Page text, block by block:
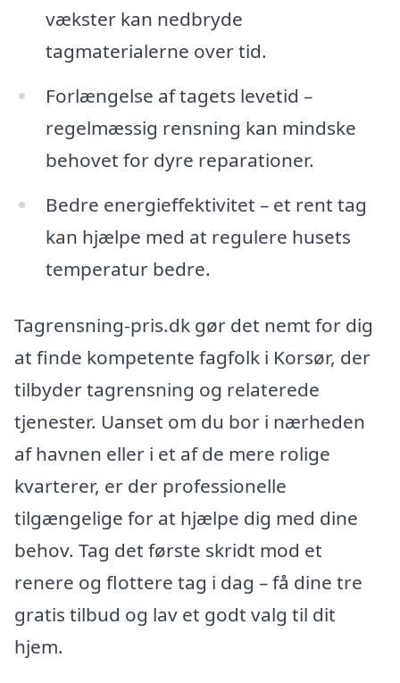
vækster kan nedbryde
tagmaterialerne over tid.
Forlængelse af tagets levetid –
regelmæssig rensning kan mindske
behovet for dyre reparationer.
Bedre energieffektivitet – et rent tag
kan hjælpe med at regulere husets
temperatur bedre.
Tagrensning-pris.dk gør det nemt for dig
at finde kompetente fagfolk i Korsør, der
tilbyder tagrensning og relaterede
tjenester. Uanset om du bor i nærheden
af havnen eller i et af de mere rolige
kvarterer, er der professionelle
tilgængelige for at hjælpe dig med dine
behov. Tag det første skridt mod et
renere og flottere tag i dag – få dine tre
gratis tilbud og lav et godt valg til dit
hjem.